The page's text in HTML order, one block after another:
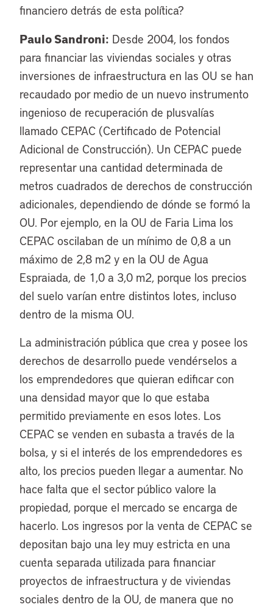
financiero detrás de esta política?
Paulo Sandroni: Desde 2004, los fondos
para financiar las viviendas sociales y otras
inversiones de infraestructura en las OU se han
recaudado por medio de un nuevo instrumento
ingenioso de recuperación de plusvalías
llamado CEPAC (Certificado de Potencial
Adicional de Construcción). Un CEPAC puede
representar una cantidad determinada de
metros cuadrados de derechos de construcción
adicionales, dependiendo de dónde se formó la
OU. Por ejemplo, en la OU de Faria Lima los
CEPAC oscilaban de un mínimo de 0,8 a un
máximo de 2,8 m2 y en la OU de Agua
Espraiada, de 1,0 a 3,0 m2, porque los precios
del suelo varían entre distintos lotes, incluso
dentro de la misma OU.
La administración pública que crea y posee los
derechos de desarrollo puede vendérselos a
los emprendedores que quieran edificar con
una densidad mayor que lo que estaba
permitido previamente en esos lotes. Los
CEPAC se venden en subasta a través de la
bolsa, y si el interés de los emprendedores es
alto, los precios pueden llegar a aumentar. No
hace falta que el sector público valore la
propiedad, porque el mercado se encarga de
hacerlo. Los ingresos por la venta de CEPAC se
depositan bajo una ley muy estricta en una
cuenta separada utilizada para financiar
proyectos de infraestructura y de viviendas
sociales dentro de la OU, de manera que no